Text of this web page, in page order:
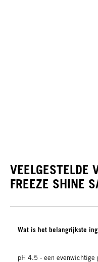
VEELGESTELDE
FREEZE SHINE
Wat is het belangrijkste
pH 4.5 - een evenwichtige